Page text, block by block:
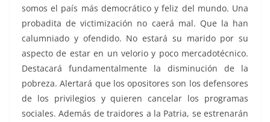
somos el país más democrático y feliz del mundo. Una
probadita de victimización no caerá mal. Que la han
calumniado y ofendido. No estará su marido por su
aspecto de estar en un velorio y poco mercadotécnico.
Destacará fundamentalmente la disminución de la
pobreza. Alertará que los opositores son los defensores
de los privilegios y quieren cancelar los programas
sociales. Además de traidores a la Patria, se estrenarán